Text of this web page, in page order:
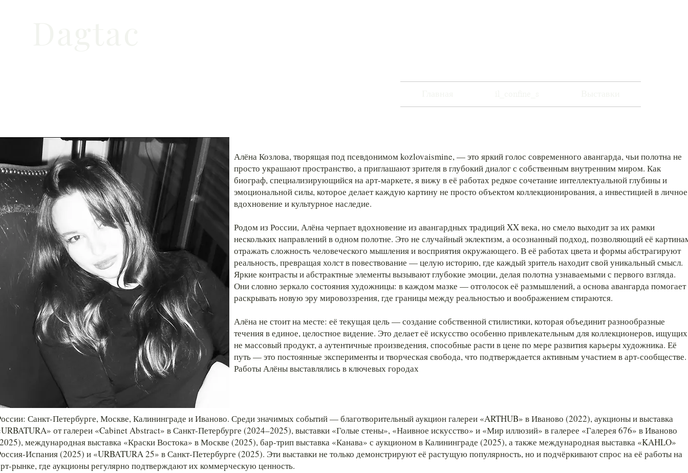
Алёна Козлова, творящая под псевдонимом kozlovaismine, — это яркий голос современного авангарда, чьи полотна не
просто украшают пространство, а приглашают зрителя в глубокий диалог с собственным внутренним миром. Как
биограф, специализирующийся на арт-маркете, я вижу в её работах редкое сочетание интеллектуальной глубины и
эмоциональной силы, которое делает каждую картину не просто объектом коллекционирования, а инвестицией в личное
вдохновение и культурное наследие.
Родом из России, Алёна черпает вдохновение из авангардных традиций XX века, но смело выходит за их рамки
нескольких направлений в одном полотне. Это не случайный эклектизм, а осознанный подход, позволяющий её
отражать сложность человеческого мышления и восприятия окружающего. В её работах цвета и формы абстрагируют
реальность, превращая холст в повествование — целую историю, где каждый зритель находит свой уникальный смысл.
Яркие контрасты и абстрактные элементы вызывают глубокие эмоции, делая полотна узнаваемыми с первого взгляда.
Они словно зеркало состояния художницы: в каждом мазке — отголосок её размышлений, а основа авангарда помогает
раскрывать новую эру мировоззрения, где границы между реальностью и воображением стираются.
Алёна не стоит на месте: её текущая цель — создание собственной стилистики, которая объединит разнообразные
течения в единое, целостное видение. Это делает её искусство особенно привлекательным для коллекционеров, ищущих
не массовый продукт, а аутентичные произведения, способные расти в цене по мере развития карьеры художника. Её
путь — это постоянные эксперименты и творческая свобода, что подтверждается активным участием в арт-сообществе.
Работы Алёны выставлялись в ключевых городах
Санкт-Петербурге, Москве, Калининграде и Иваново. Среди значимых событий — благотворительный аукцион галереи «ARTHUB» в Иваново (2022), аукционы и выставка
от галереи «Cabinet Abstract» в Санкт-Петербурге (2024–2025), выставки «Голые стены», «Наивное искусство» и «Мир иллюзий» в галерее «Галерея 676» в Иваново
международная выставка «Краски Востока» в Москве (2025), бар-трип выставка «Канава» с аукционом в Калининграде (2025), а также международная выставка «KAHLO»
Испания (2025) и «URBATURA 25» в Санкт-Петербурге (2025). Эти выставки не только демонстрируют её растущую популярность, но и подчёркивают спрос на её работы на
рынке, где аукционы регулярно подтверждают их коммерческую ценность.